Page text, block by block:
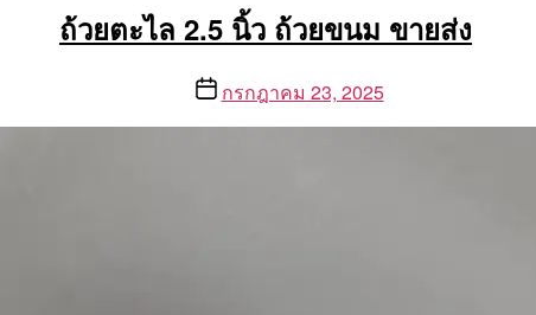
ถ้วยตะไล 2.5 นิ้ว ถ้วยขนม ขายส่ง
Postกรกฎาคม 23, 2025